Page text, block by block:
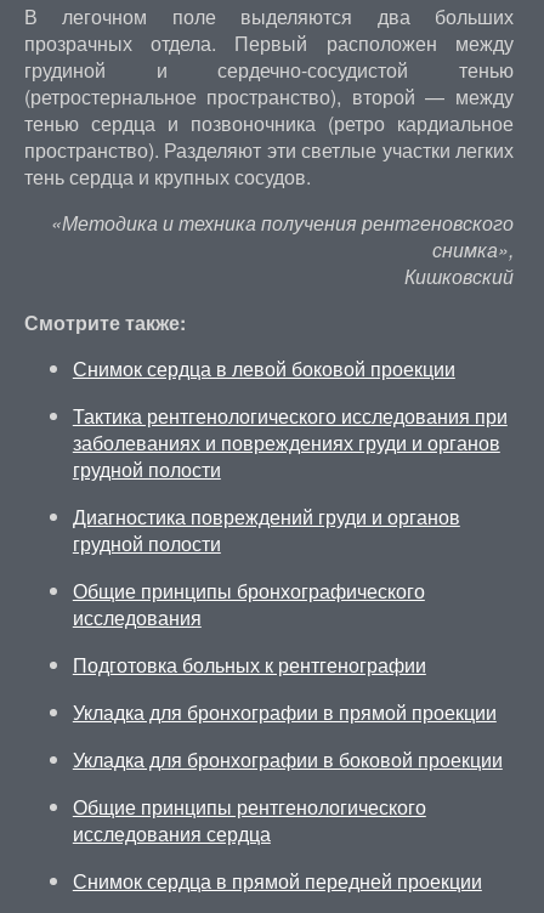
В легочном поле выделяются два больших
прозрачных отдела. Первый расположен между
грудиной и сердечно-сосудистой тенью
(ретростернальное пространство), второй — между
тенью сердца и позвоночника (ретро кардиальное
пространство). Разделяют эти светлые участки легких
тень сердца и крупных сосудов.
«Методика и техника получения рентгеновского
снимка»,
Кишковский
Смотрите также:
Снимок сердца в левой боковой проекции
Тактика рентгенологического исследования при
заболеваниях и повреждениях груди и органов
грудной полости
Диагностика повреждений груди и органов
грудной полости
Общие принципы бронхографического
исследования
Подготовка больных к рентгенографии
Укладка для бронхографии в прямой проекции
Укладка для бронхографии в боковой проекции
Общие принципы рентгенологического
исследования сердца
Снимок сердца в прямой передней проекции